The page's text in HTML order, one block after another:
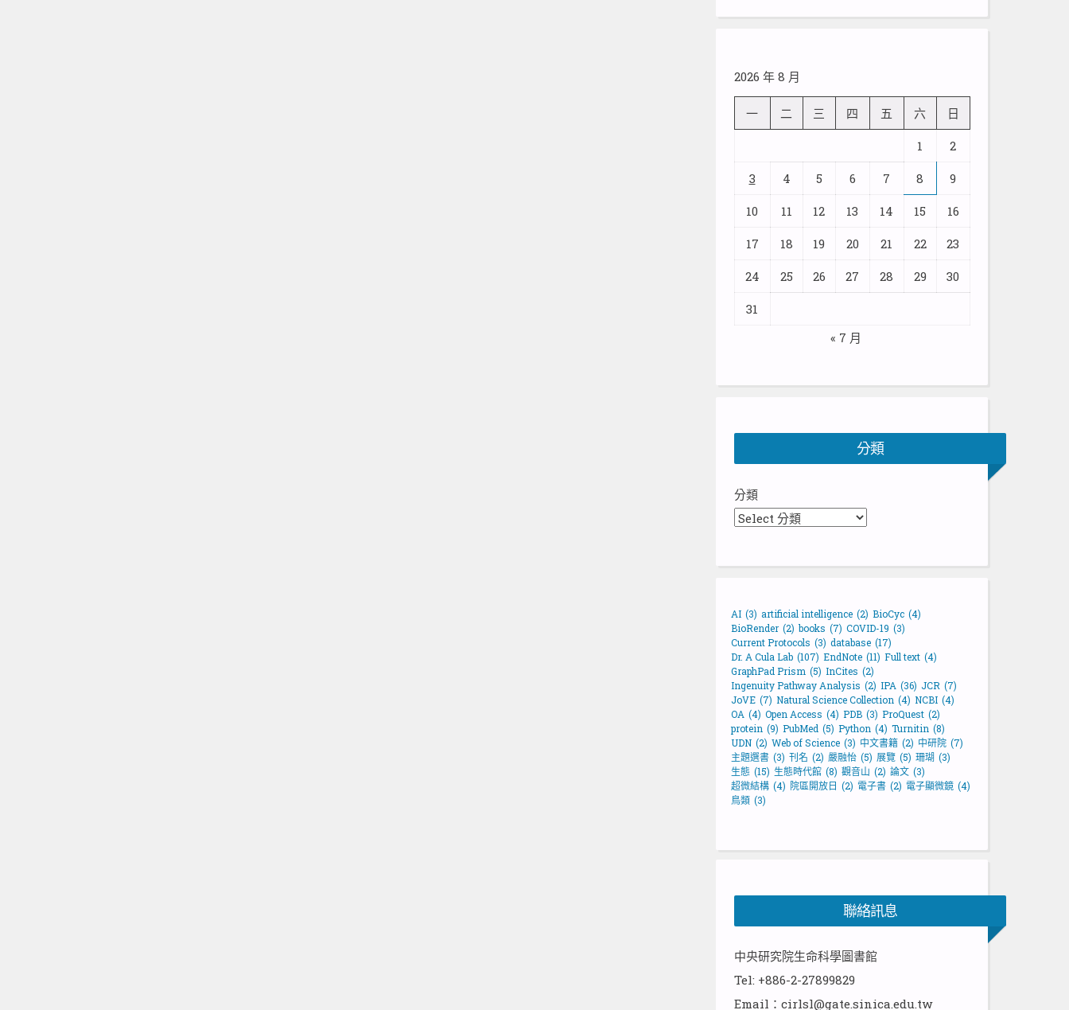
2026 年 8 月
一 二 三 四 五 六 日
1 2
3 4 5 6 7 8 9
10 11 12 13 14 15 16
17 18 19 20 21 22 23
24 25 26 27 28 29 30
31
« 7 月
分類
分類
AI (3) artificial intelligence (2) BioCyc (4)
BioRender (2) books (7) COVID-19 (3)
Current Protocols (3) database (17)
Dr. A Cula Lab (107) EndNote (11) Full text (4)
GraphPad Prism (5) InCites (2)
Ingenuity Pathway Analysis (2) IPA (36) JCR (7)
JoVE (7) Natural Science Collection (4) NCBI (4)
OA (4) Open Access (4) PDB (3) ProQuest (2)
protein (9) PubMed (5) Python (4) Turnitin (8)
UDN (2) Web of Science (3) 中文書籍 (2) 中研院 (7)
主題選書 (3) 刊名 (2) 嚴融怡 (5) 展覽 (5) 珊瑚 (3)
生態 (15) 生態時代館 (8) 觀音山 (2) 論文 (3)
超微結構 (4) 院區開放日 (2) 電子書 (2) 電子顯微鏡 (4)
鳥類 (3)
聯絡訊息
中央研究院生命科學圖書館
Tel: +886-2-27899829
Email：cirlsl@gate.sinica.edu.tw